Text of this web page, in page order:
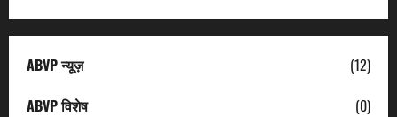
ABVP न्यूज़
(12)
ABVP विशेष
(0)